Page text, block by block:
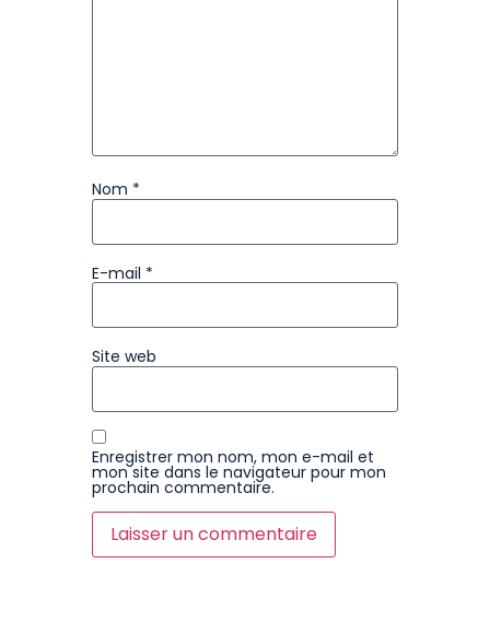
Nom *
E-mail *
Site web
Enregistrer mon nom, mon e-mail et
mon site dans le navigateur pour mon
prochain commentaire.